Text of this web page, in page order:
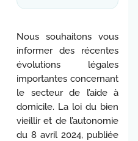
Nous souhaitons vous
informer des récentes
évolutions légales
importantes concernant
le secteur de l’aide à
domicile. La loi du bien
vieillir et de l’autonomie
du 8 avril 2024, publiée